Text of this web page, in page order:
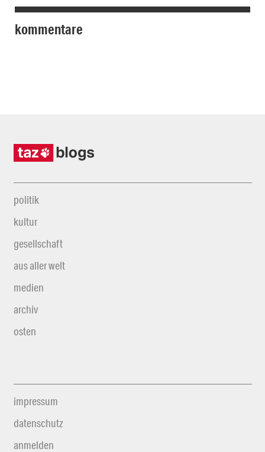
kommentare
politik
kultur
gesellschaft
aus aller welt
medien
archiv
osten
impressum
datenschutz
anmelden